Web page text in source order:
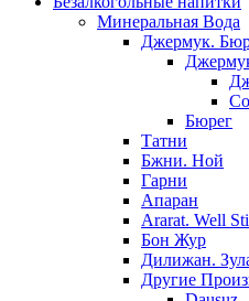
Минеральная Вода
Джермук.
Бюрег
Татни
Бжни. Ной
Гарни
Апаран
Ararat. Well
Бон Жур
Дилижан.
Другие